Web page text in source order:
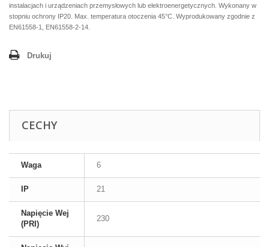
instalacjach i urządzeniach przemysłowych lub elektroenergetycznych. Wykonany w
stopniu ochrony IP20. Max. temperatura otoczenia 45°C. Wyprodukowany zgodnie z
EN61558-1, EN61558-2-14.
Drukuj
CECHY
Waga 6
IP 21
Napięcie Wej
(PRI)
230